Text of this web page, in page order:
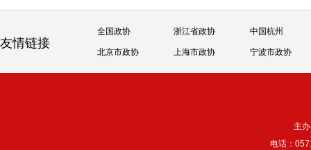
友情链接
全国政协 浙江省政协 中国杭州
北京市政协 上海市政协 宁波市政协
主
电话：